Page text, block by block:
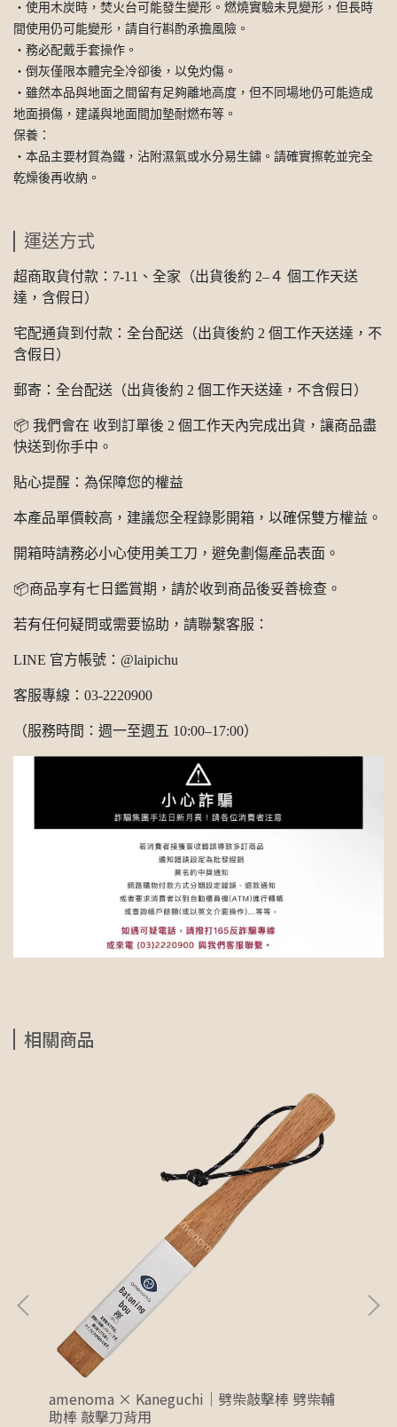
・使用木炭時，焚火台可能發生變形。燃燒實驗未見變形，但長時
間使用仍可能變形，請自行斟酌承擔風險。
・務必配戴手套操作。
・倒灰僅限本體完全冷卻後，以免灼傷。
・雖然本品與地面之間留有足夠離地高度，但不同場地仍可能造成
地面損傷，建議與地面間加墊耐燃布等。
保養：
・本品主要材質為鐵，沾附濕氣或水分易生鏽。請確實擦乾並完全
乾燥後再收納。
運送方式
超商取貨付款：7-11、全家（出貨後約 2–４ 個工作天送
達，含假日）
宅配通貨到付款：全台配送（出貨後約 2 個工作天送達，不
含假日）
郵寄：全台配送（出貨後約 2 個工作天送達，不含假日）
📦 我們會在 收到訂單後 2 個工作天內完成出貨，讓商品盡
快送到你手中。
貼心提醒：為保障您的權益
本產品單價較高，建議您全程錄影開箱，以確保雙方權益。
開箱時請務必小心使用美工刀，避免劃傷產品表面。
📦商品享有七日鑑賞期，請於收到商品後妥善檢查。
若有任何疑問或需要協助，請聯繫客服：
LINE 官方帳號：@laipichu
客服專線：03-2220900
（服務時間：週一至週五 10:00–17:00）
相關商品
amenoma × Kaneguchi｜劈柴敲擊棒 劈柴輔
助棒 敲擊刀背用